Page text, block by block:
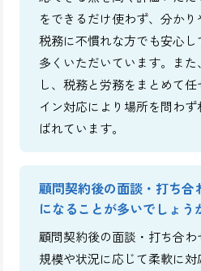
をできるだけ使わず、分かり
税務に不慣れな方でも安心
多くいただいています。ま
し、税務と労務をまとめて
イン対応により場所を問わ
ばれています。
顧問契約後の面談・打ち合
になることが多いでしょう
顧問契約後の面談・打ち合
規模や状況に応じて柔軟に